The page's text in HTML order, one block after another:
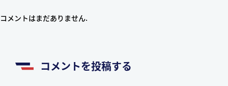
コメントはまだありません.
コメントを投稿する